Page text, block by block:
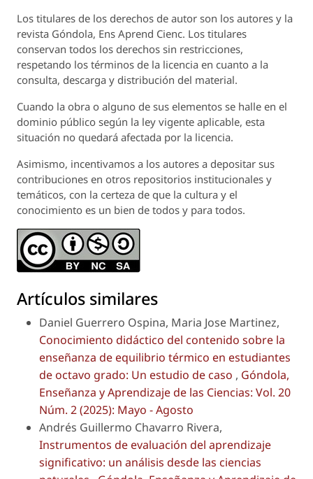
Los titulares de los derechos de autor son los autores y la
revista Góndola, Ens Aprend Cienc. Los titulares
conservan todos los derechos sin restricciones,
respetando los términos de la licencia en cuanto a la
consulta, descarga y distribución del material.
Cuando la obra o alguno de sus elementos se halle en el
dominio público según la ley vigente aplicable, esta
situación no quedará afectada por la licencia.
Asimismo, incentivamos a los autores a depositar sus
contribuciones en otros repositorios institucionales y
temáticos, con la certeza de que la cultura y el
conocimiento es un bien de todos y para todos.
Artículos similares
Daniel Guerrero Ospina, Maria Jose Martinez,
Conocimiento didáctico del contenido sobre la
enseñanza de equilibrio térmico en estudiantes
de octavo grado: Un estudio de caso , Góndola,
Enseñanza y Aprendizaje de las Ciencias: Vol. 20
Núm. 2 (2025): Mayo - Agosto
Andrés Guillermo Chavarro Rivera,
Instrumentos de evaluación del aprendizaje
significativo: un análisis desde las ciencias